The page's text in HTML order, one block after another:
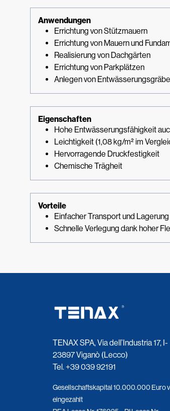
Anwendungen
Errichtung von Stützmauern
Errichtung von Mauern und
Realisierung von Dachgärten
Errichtung von Parkplätzen
Anlegen von
Eigenschaften
Hohe Entwässerungsfähigkeit
Leichtigkeit (1,08 kg/m² im
Hervorragende Druckfestigkeit
Chemische Trägheit
Vorteile
Einfacher Transport und Lagerung
Schnelle Verlegung dank hoher
TENAX SPA, Via dell’Industria 17, I-
23897 Viganò (Lecco)
Tel.+39 039 92191
Gesellschaftskapital 10.000.000 Euro
eingezahlt